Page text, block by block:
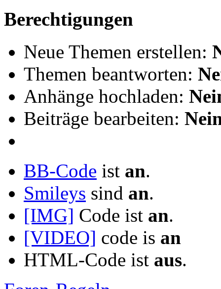
Berechtigungen
Neue Themen erstellen:
Themen beantworten:
Anhänge hochladen:
Beiträge bearbeiten:
BB-Code ist an.
Smileys sind an.
[IMG] Code ist an.
[VIDEO] code is an
HTML-Code ist aus.